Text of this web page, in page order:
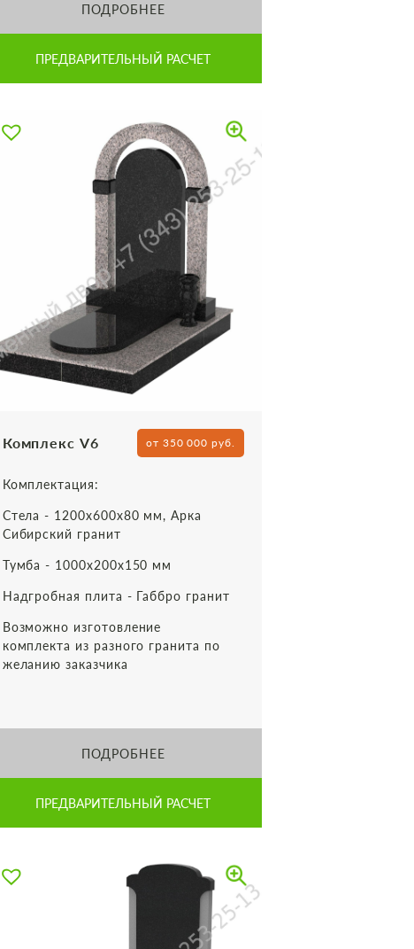
ПОДРОБНЕЕ
ПРЕДВАРИТЕЛЬНЫЙ РАСЧЕТ
Комплекс V6 от 350 000 руб.
Комплектация:
Стела - 1200х600х80 мм, Арка
Сибирский гранит
Тумба - 1000х200х150 мм
Надгробная плита - Габбро гранит
Возможно изготовление
комплекта из разного гранита по
желанию заказчика
ПОДРОБНЕЕ
ПРЕДВАРИТЕЛЬНЫЙ РАСЧЕТ